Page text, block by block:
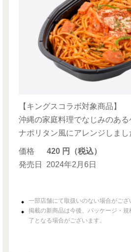
【キングスコラボ対象商品】
沖縄の家庭料理でなじみのあ
ナポリタン風にアレンジしまし
価格
420 円（税込）
発売日
2024年2月6日
一部店舗にて取扱いのない場合がござ
掲載の新商品は今後、パッケージ・
了となる場合がございます。